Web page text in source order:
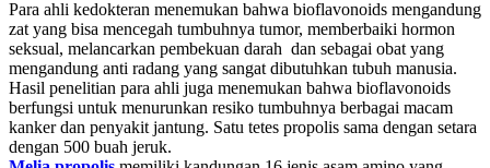
Para ahli kedokteran menemukan bahwa bioflavonoids mengandung
zat yang bisa mencegah tumbuhnya tumor, memberbaiki hormon
seksual, melancarkan pembekuan darah dan sebagai obat yang
mengandung anti radang yang sangat dibutuhkan tubuh manusia.
Hasil penelitian para ahli juga menemukan bahwa bioflavonoids
berfungsi untuk menurunkan resiko tumbuhnya berbagai macam
kanker dan penyakit jantung. Satu tetes propolis sama dengan setara
dengan 500 buah jeruk.